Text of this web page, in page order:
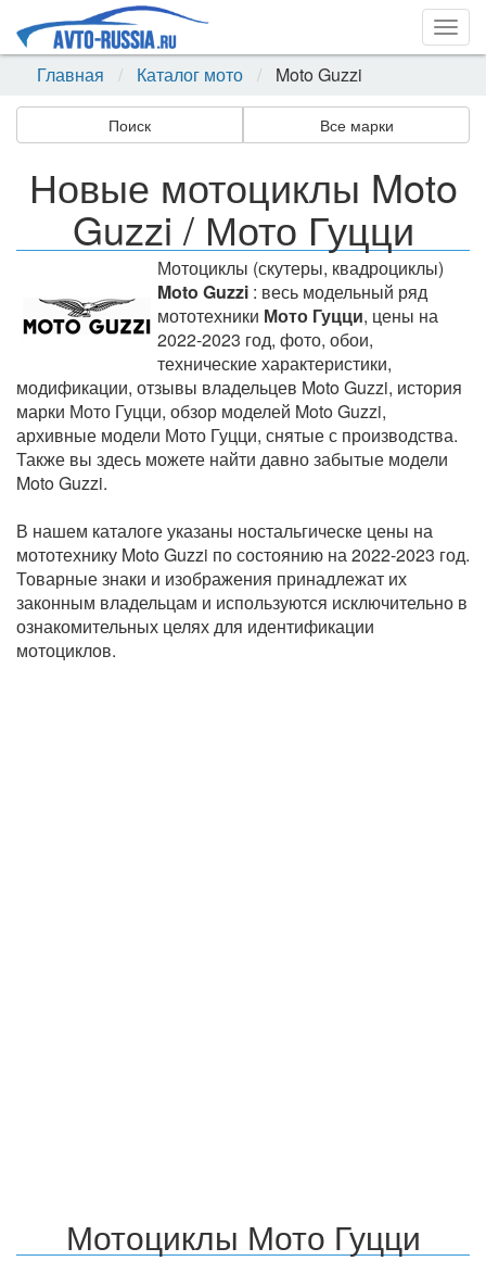
Главная
Каталог мото Moto Guzzi
Поиск Все марки
Новые мотоциклы Moto
Guzzi / Мото Гуцци
Мотоциклы (скутеры, квадроциклы)
Moto Guzzi : весь модельный ряд
мототехники Мото Гуцци, цены на
2022-2023 год, фото, обои,
технические характеристики,
модификации, отзывы владельцев Moto Guzzi, история
марки Мото Гуцци, обзор моделей Moto Guzzi,
архивные модели Мото Гуцци, снятые с производства.
Также вы здесь можете найти давно забытые модели
Moto Guzzi.
В нашем каталоге указаны ностальгическе цены на
мототехнику Moto Guzzi по состоянию на 2022-2023 год.
Товарные знаки и изображения принадлежат их
законным владельцам и используются исключительно в
ознакомительных целях для идентификации
мотоциклов.
Мотоциклы Мото Гуцци